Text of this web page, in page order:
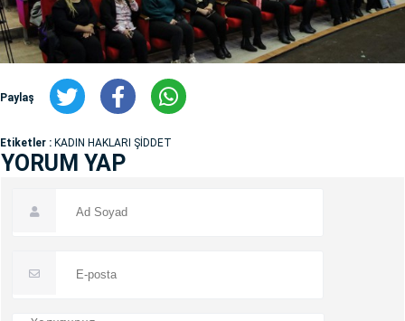
Paylaş
Etiketler : KADIN HAKLARI ŞİDDET
YORUM YAP